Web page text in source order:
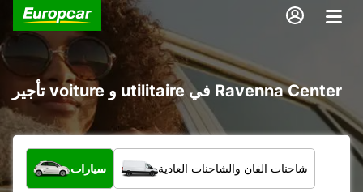
تأجير voiture و utilitaire في Ravenna Center
ما نوع المركبة؟
سيارات شاحنات الفان والشاحنات العادية